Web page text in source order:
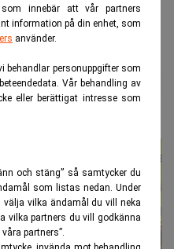
innebär att vår partners
information på din enhet, som
använder.
behandlar personuppgifter som
Vår behandling av
eller berättigat intresse som
och stäng” så samtycker du
som listas nedan. Under
välja vilka ändamål du vill neka
vilka partners du vill godkänna
partners”.